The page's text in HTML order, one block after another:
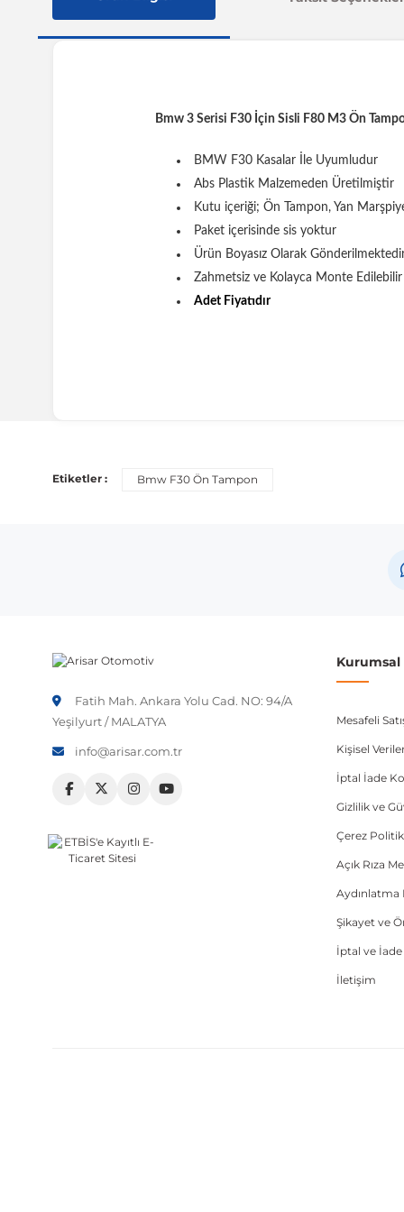
Bmw 3 Serisi F30 İçin Sisli F80 M3 Ön
BMW F30 Kasalar İle Uyumludur
Abs Plastik Malzemeden Üretilmiştir
Kutu içeriği; Ön Tampon, Yan
Paket içerisinde sis yoktur
Ürün Boyasız Olarak
Zahmetsiz ve Kolayca Monte Edilebilir
Adet Fiyatıdır
Araç üreticileri aynı model yılı içerisinde farklı
Etiketler : Bmw F30 Ön Tampon
Fatih Mah. Ankara Yolu Cad. NO: 94/A
Yeşilyurt / MALATYA
info@arisar.com.tr
Mesafeli
Kişisel
İptal İade
Gizlilik ve
Çerez
Açık Rıza
Aydınlatma
Şikayet ve
İptal ve
İletişim